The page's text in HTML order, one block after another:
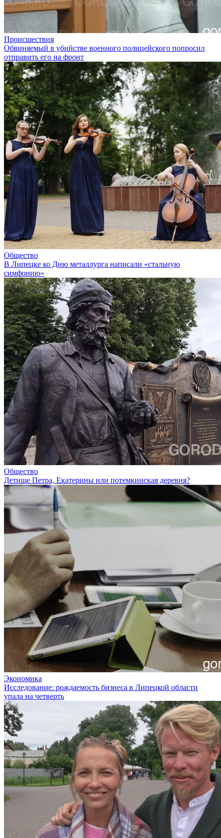
Происшествия
Обвиняемый в убийстве военного полицейского попросил
отправить его на фронт
Общество
В Липецке ко Дню металлурга написали «стальную
симфонию»
Общество
Детище Петра, Екатерины или потемкинская деревня?
Экономика
Исследование: рождаемость бизнеса в Липецкой области
упала на четверть